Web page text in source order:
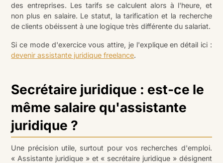
des entreprises. Les tarifs se calculent alors à l'heure, et
non plus en salaire. Le statut, la tarification et la recherche
de clients obéissent à une logique très différente du salariat.
Si ce mode d'exercice vous attire, je l'explique en détail ici :
devenir assistante juridique freelance.
Secrétaire juridique : est-ce le
même salaire qu'assistante
juridique ?
Une précision utile, surtout pour vos recherches d'emploi.
« Assistante juridique » et « secrétaire juridique » désignent